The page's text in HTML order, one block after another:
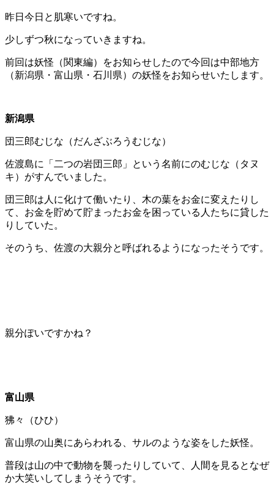
昨日今日と肌寒いですね。
少しずつ秋になっていきますね。
前回は妖怪（関東編）をお知らせしたので今回は中部地方
（新潟県・富山県・石川県）の妖怪をお知らせいたします。
新潟県
団三郎むじな（だんざぶろうむじな）
佐渡島に「二つの岩団三郎」という名前にのむじな（タヌ
キ）がすんでいました。
団三郎は人に化けて働いたり、木の葉をお金に変えたりし
て、お金を貯めて貯まったお金を困っている人たちに貸した
りしていた。
そのうち、佐渡の大親分と呼ばれるようになったそうです。
親分ぽいですかね？
富山県
狒々（ひひ）
富山県の山奥にあらわれる、サルのような姿をした妖怪。
普段は山の中で動物を襲ったりしていて、人間を見るとなぜ
か大笑いしてしまうそうです。